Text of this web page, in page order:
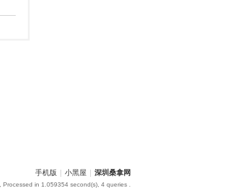
手机版 小黑屋 深圳桑拿网
, Processed in 1.059354 second(s), 4 queries .